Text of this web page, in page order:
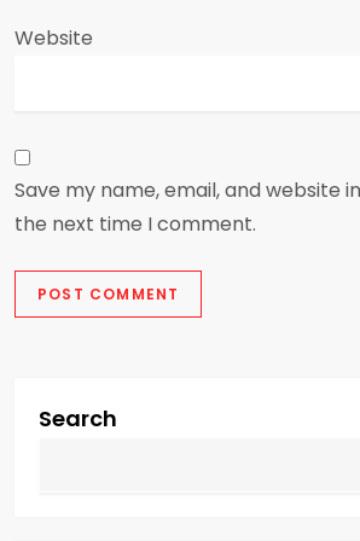
Website
Save my name, email, and website
the next time I comment.
Search